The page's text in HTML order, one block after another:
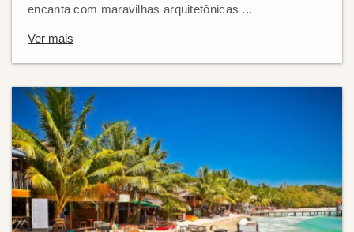
encanta com maravilhas arquitetônicas ...
Ver mais